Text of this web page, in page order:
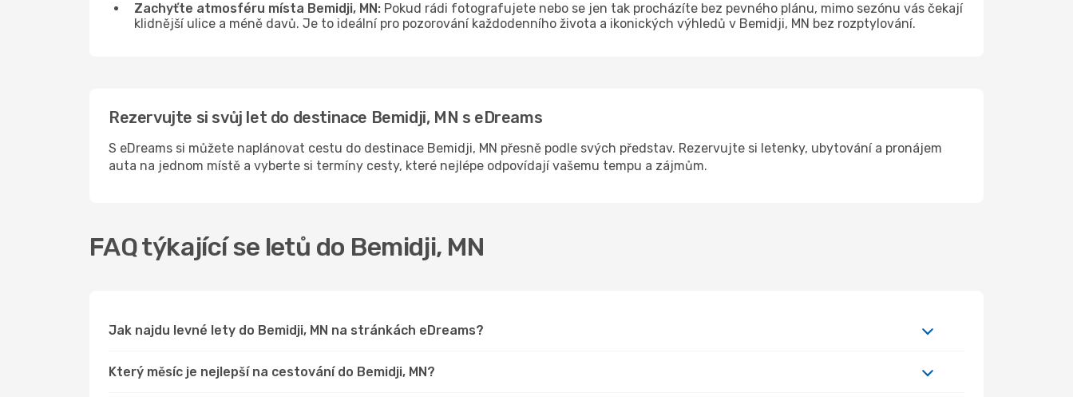
Zachyťte atmosféru místa Bemidji, MN: Pokud rádi fotografujete nebo se jen tak procházíte bez pevného plánu, mimo sezónu vás čekají
klidnější ulice a méně davů. Je to ideální pro pozorování každodenního života a ikonických výhledů v Bemidji, MN bez rozptylování.
Rezervujte si svůj let do destinace Bemidji, MN s eDreams
S eDreams si můžete naplánovat cestu do destinace Bemidji, MN přesně podle svých představ. Rezervujte si letenky, ubytování a pronájem
auta na jednom místě a vyberte si termíny cesty, které nejlépe odpovídají vašemu tempu a zájmům.
FAQ týkající se letů do Bemidji, MN
Jak najdu levné lety do Bemidji, MN na stránkách eDreams?
Který měsíc je nejlepší na cestování do Bemidji, MN?